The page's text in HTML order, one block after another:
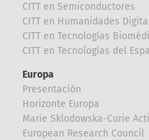
CITT en Semiconductores
CITT en Humanidades
CITT en Tecnologías
CITT en Tecnologías del
Europa
Presentación
Horizonte Europa
Marie Sklodowska-Curie
European Research Council